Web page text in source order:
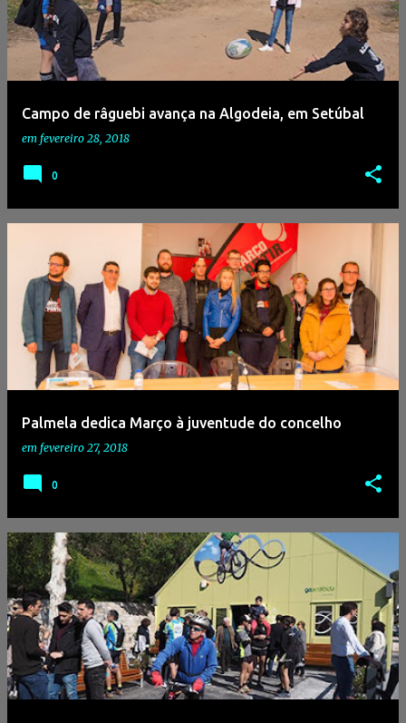
Campo de râguebi avança na Algodeia, em Setúbal
em fevereiro 28, 2018
0
Palmela dedica Março à juventude do concelho
em fevereiro 27, 2018
0